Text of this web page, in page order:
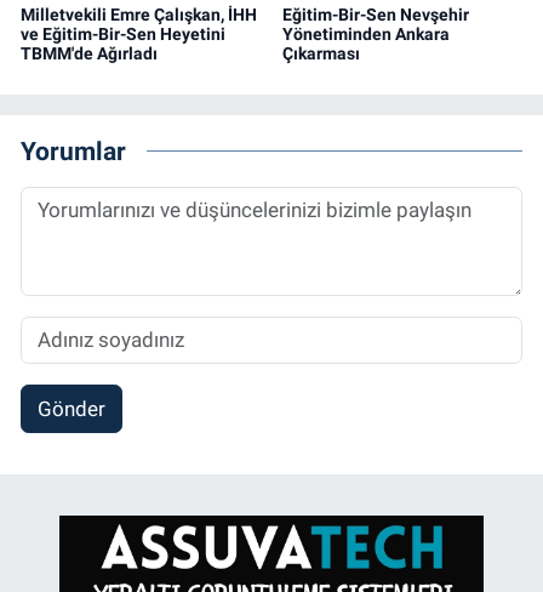
Milletvekili Emre Çalışkan, İHH
ve Eğitim-Bir-Sen Heyetini
TBMM'de Ağırladı
Eğitim-Bir-Sen Nevşehir
Yönetiminden Ankara
Çıkarması
Yorumlar
Gönder